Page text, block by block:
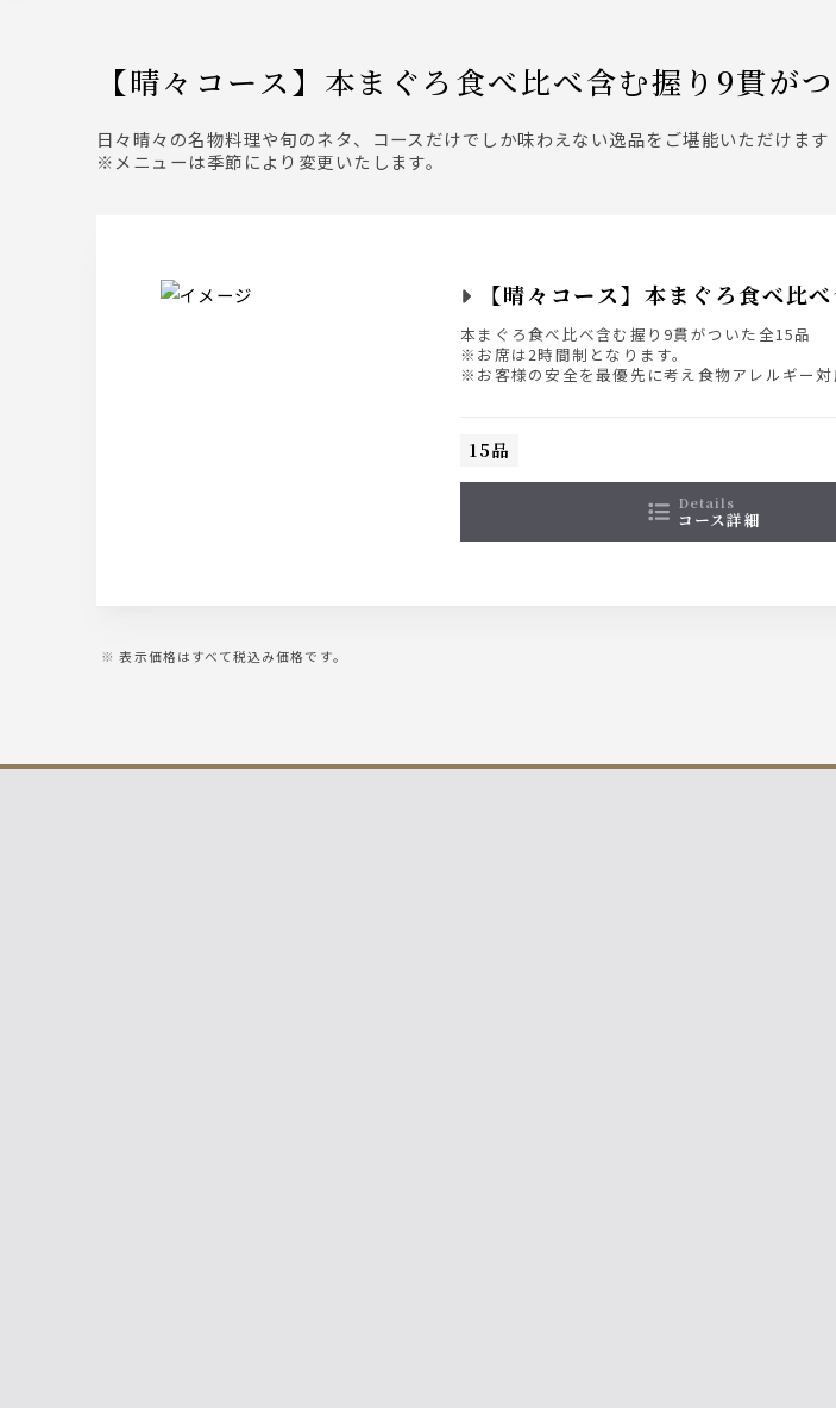
【晴々コース】本まぐろ食べ比べ含む握り9貫
日々晴々の名物料理や旬のネタ、コースだけでしか味わえない逸品をご堪能いただけます
※メニューは季節により変更いたします。
【晴々コース】本まぐろ食べ比
本まぐろ食べ比べ含む握り9貫がついた全15品
※お席は2時間制となります。
※お客様の安全を最優先に考え食物アレルギー対
15品
details
コース詳細
表示価格はすべて税込み価格です。